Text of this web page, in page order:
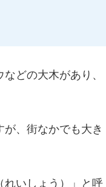
どの大木があり、
、街なかでも大き
れいしょう）」と呼